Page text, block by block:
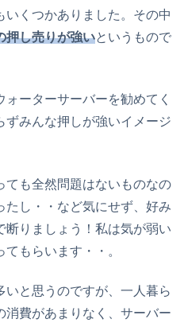
くつかありました。その中
押し売りが強いというもので
ーターサーバーを勧めてく
ずみんな押しが強いイメージ
ても全然問題はないものなの
たし・・など気にせず、好み
断りましょう！私は気が弱い
もらいます・・。
と思うのですが、一人暮ら
消費があまりなく、サーバー